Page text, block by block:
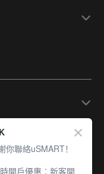
你聯絡uSMART！
開戶優惠︰新客開